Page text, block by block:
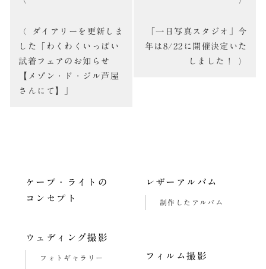
ビ
ダイアリーを更新しま
した「わくわくいっぱい
試着フェアのお知らせ
【メゾン・ド・ジル芦屋
さんにて】」
「一日写真スタジオ」今
年は8/22に開催決定いた
しました！
ケープ・ライトの
コンセプト
ウェディング撮影
フォトギャラリー
レザーアルバム
制作したアルバム
フィルム撮影